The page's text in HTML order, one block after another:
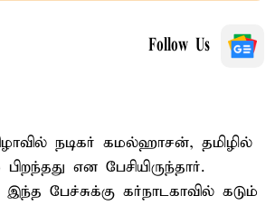
Follow Us
நடிகர் கமல்ஹாசன், தமிழில்
என பேசியிருந்தார்.
பேச்சுக்கு கர்நாடகாவில் கடும்